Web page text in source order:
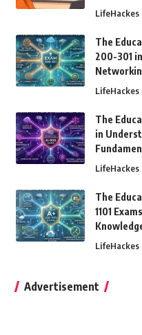
LifeHackes
The
200-301
LifeHackes
The
in
LifeHackes
The
1101
LifeHackes
Advertisement